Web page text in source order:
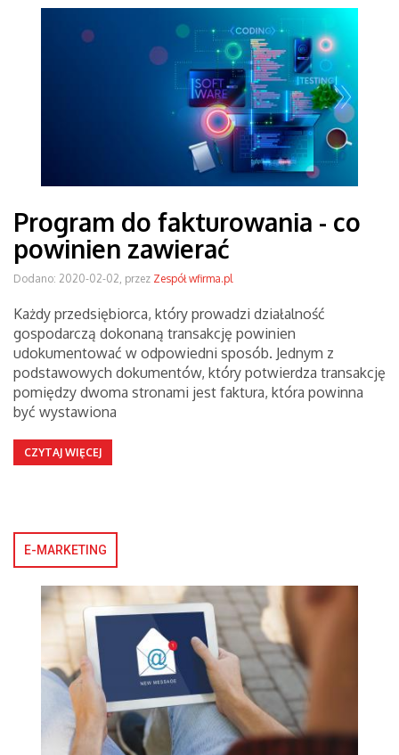
Program do fakturowania - co
powinien zawierać
Dodano: 2020-02-02, przez Zespół wfirma.pl
Każdy przedsiębiorca, który prowadzi działalność
gospodarczą dokonaną transakcję powinien
udokumentować w odpowiedni sposób. Jednym z
podstawowych dokumentów, który potwierdza transakcję
pomiędzy dwoma stronami jest faktura, która powinna
być wystawiona
CZYTAJ WIĘCEJ
E-MARKETING